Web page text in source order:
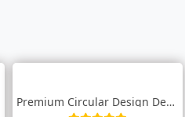
Premium Circular Design Decorative Table...